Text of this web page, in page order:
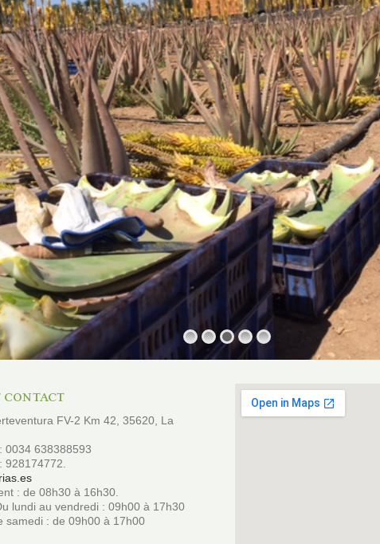
CONTACT
FV-2 Km 42, 35620, La
0034 638388593
: de 08h30 à 16h30.
lundi au vendredi : 09h00 à 17h30
samedi : de 09h00 à 17h00